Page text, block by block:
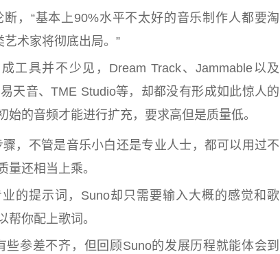
，“基本上90%水平不太好的音乐制作人都要淘
艺术家将彻底出局。”
工具并不少见，Dream Track、Jammable以及
天音、TME Studio等，却都没有形成如此惊人的
的音频才能进行扩充，要求高但是质量低。
，不管是音乐小白还是专业人士，都可以用过不
量还相当上乘。
的提示词，Suno却只需要输入大概的感觉和歌
你配上歌词。
参差不齐，但回顾Suno的发展历程就能体会到